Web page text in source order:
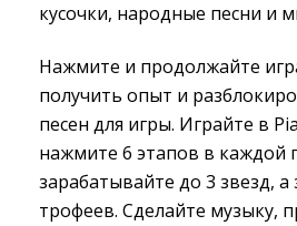
кусочки, народные песни и
Нажмите и продолжайте
получить опыт и
песен для игры. Играйте в
нажмите 6 этапов в каждой
зарабатывайте до 3 звезд, а
трофеев. Сделайте музыку,